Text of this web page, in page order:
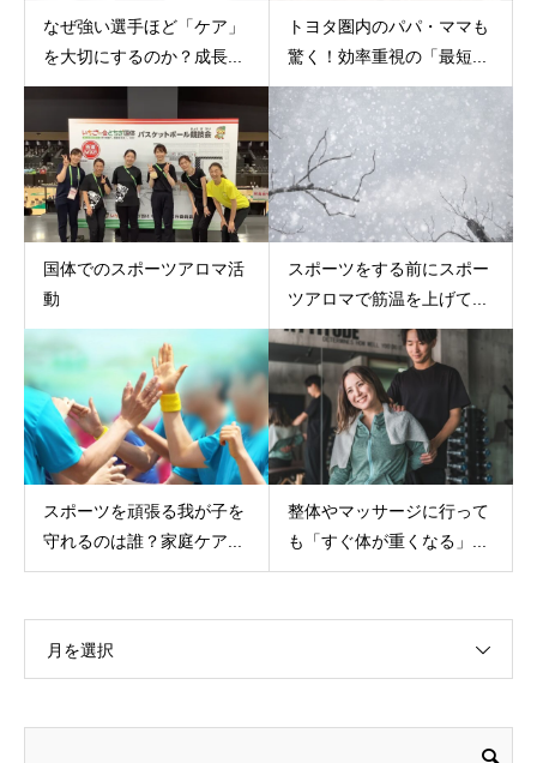
なぜ強い選手ほど「ケア」
を大切にするのか？成長...
トヨタ圏内のパパ・ママも
驚く！効率重視の「最短...
国体でのスポーツアロマ活
動
スポーツをする前にスポー
ツアロマで筋温を上げて...
スポーツを頑張る我が子を
守れるのは誰？家庭ケア...
整体やマッサージに行って
も「すぐ体が重くなる」...
月を選択